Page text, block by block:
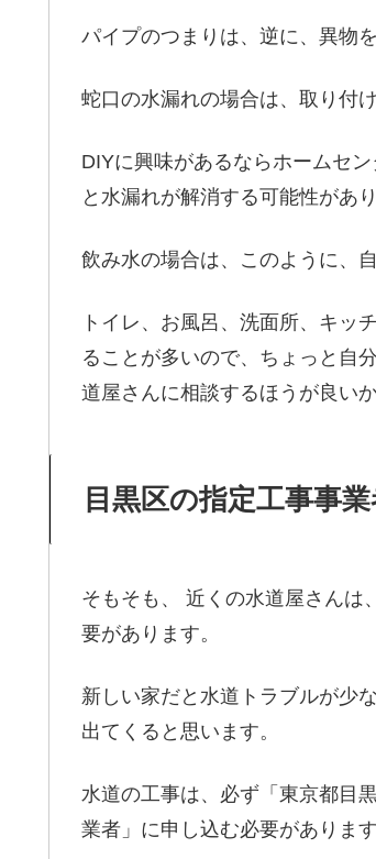
パイプのつまりは、逆に、異物
蛇口の水漏れの場合は、取り付
DIYに興味があるならホームセ
と水漏れが解消する可能性があり
飲み水の場合は、このように、
トイレ、お風呂、洗面所、キッ
ることが多いので、ちょっと自
道屋さんに相談するほうが良い
目黒区の指定工事事
そもそも、 近くの水道屋さんは
要があります。
新しい家だと水道トラブルが少
出てくると思います。
水道の工事は、必ず「東京都目
業者」に申し込む必要があります